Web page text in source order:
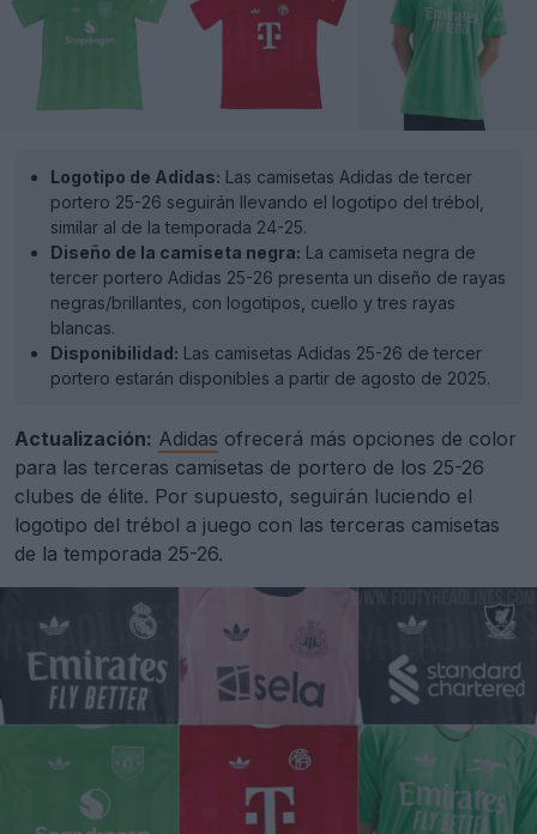
Logotipo de Adidas: Las camisetas Adidas de tercer
portero 25-26 seguirán llevando el logotipo del trébol,
similar al de la temporada 24-25.
Diseño de la camiseta negra: La camiseta negra de
tercer portero Adidas 25-26 presenta un diseño de rayas
negras/brillantes, con logotipos, cuello y tres rayas
blancas.
Disponibilidad: Las camisetas Adidas 25-26 de tercer
portero estarán disponibles a partir de agosto de 2025.
Actualización: Adidas ofrecerá más opciones de color
para las terceras camisetas de portero de los 25-26
clubes de élite. Por supuesto, seguirán luciendo el
logotipo del trébol a juego con las terceras camisetas
de la temporada 25-26.